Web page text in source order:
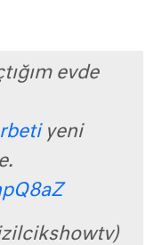
evde
yeni